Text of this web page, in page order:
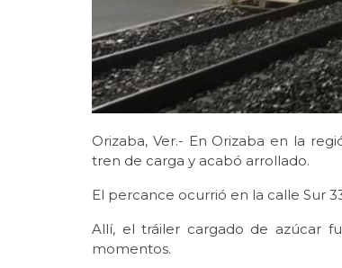
Orizaba, Ver.- En Orizaba en la
tren de carga y acabó arrollado.
El percance ocurrió en la calle Sur
Allí, el tráiler cargado de azúcar
momentos.